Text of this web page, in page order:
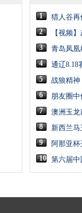
1
猎人谷再
2
【视频
3
青岛凤凰
4
通辽8.18
5
战狼精神
6
朋友圈
7
澳洲玉龙
8
新西兰马
9
阿那亚
10 第六届中